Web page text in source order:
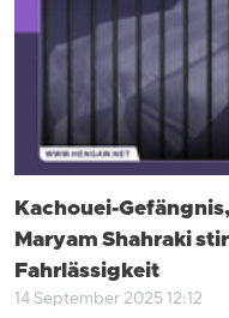
Kachouei-
Maryam Shahraki
Fahrlässigkeit
14 September 2025 12:12